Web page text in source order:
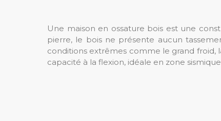
Une maison en ossature bois est une
pierre, le bois ne présente aucun
conditions extrêmes comme le grand froid,
capacité à la flexion, idéale en zone